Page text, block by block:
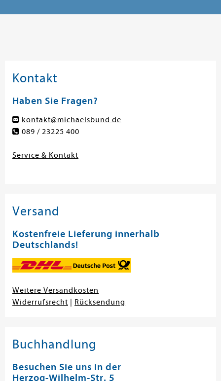
Kontakt
Haben Sie Fragen?
kontakt@michaelsbund.de
089 / 23225 400
Service & Kontakt
Versand
Kostenfreie Lieferung innerhalb
Deutschlands!
Weitere Versandkosten
Widerrufsrecht
Rücksendung
Buchhandlung
Besuchen Sie uns in der
Herzog-Wilhelm-Str. 5